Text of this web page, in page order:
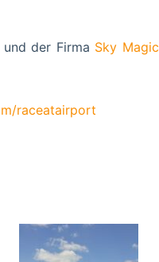
der Firma Sky Magic
raceatairport